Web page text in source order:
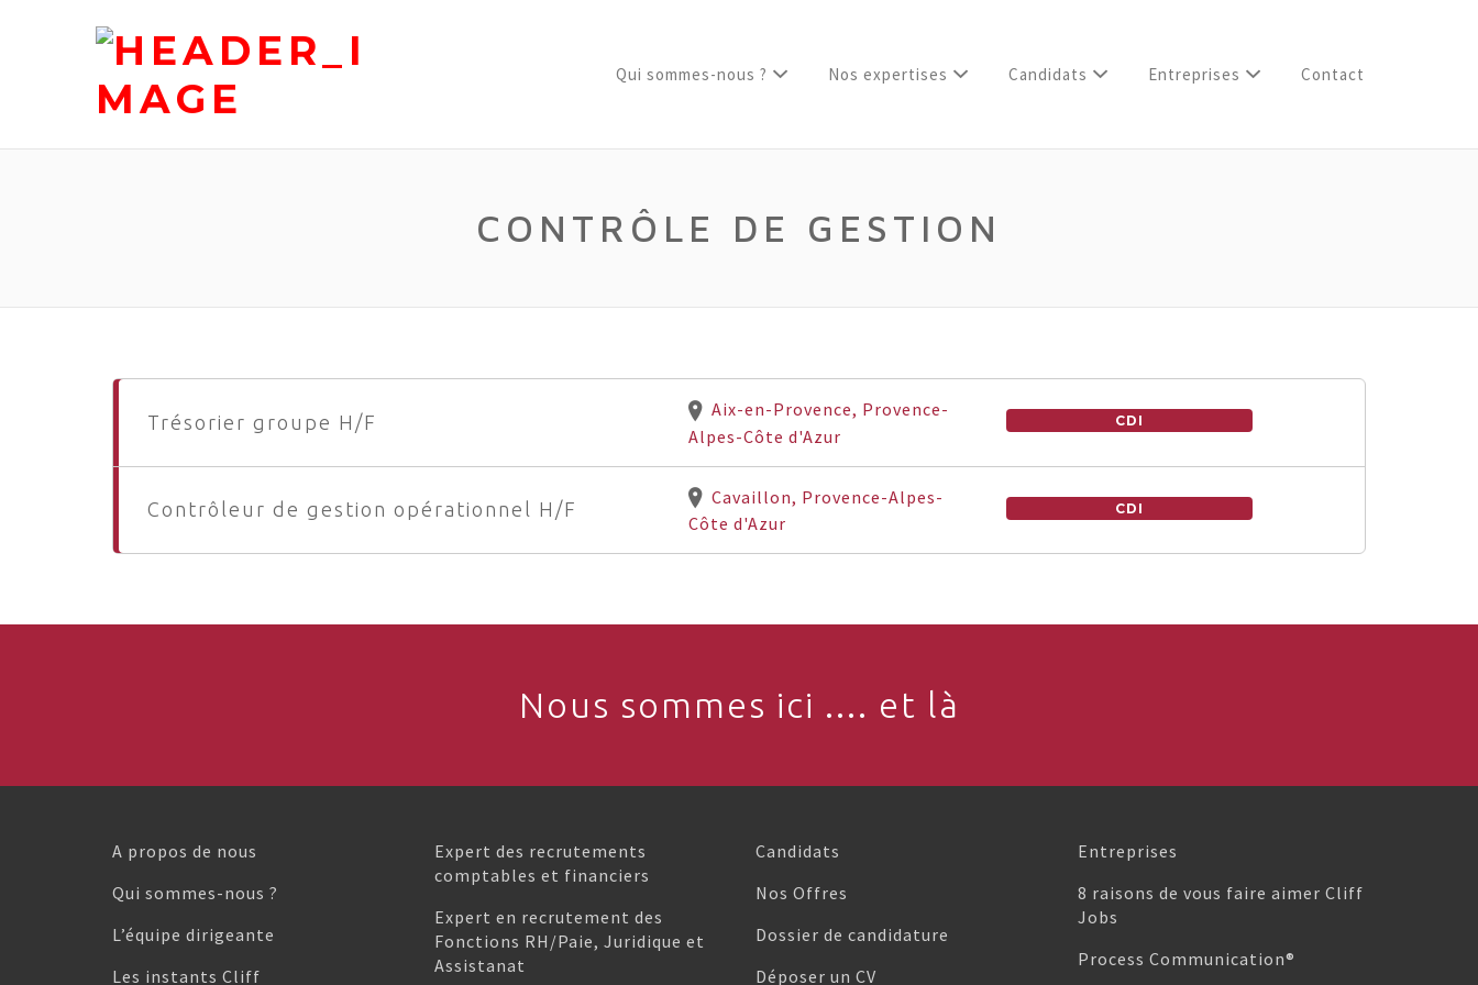
Qui sommes-nous ? Nos expertises Candidats Entreprises Contact
CONTRÔLE DE GESTION
Trésorier groupe H/F
Aix-en-Provence, Provence-
Alpes-Côte d'Azur
CDI
Contrôleur de gestion opérationnel H/F
Cavaillon, Provence-Alpes-
Côte d'Azur
CDI
Nous sommes ici .... et là
A propos de nous
Qui sommes-nous ?
L’équipe dirigeante
Les instants Cliff
Expert des recrutements
comptables et financiers
Expert en recrutement des
Fonctions RH/Paie, Juridique et
Assistanat
Candidats
Nos Offres
Dossier de candidature
Déposer un CV
Entreprises
8 raisons de vous faire aimer Cliff
Jobs
Process Communication®